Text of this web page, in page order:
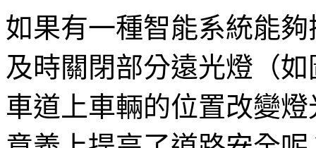
如果有一種智能系統能
及時關閉部分遠光燈（
車道上車輛的位置改變